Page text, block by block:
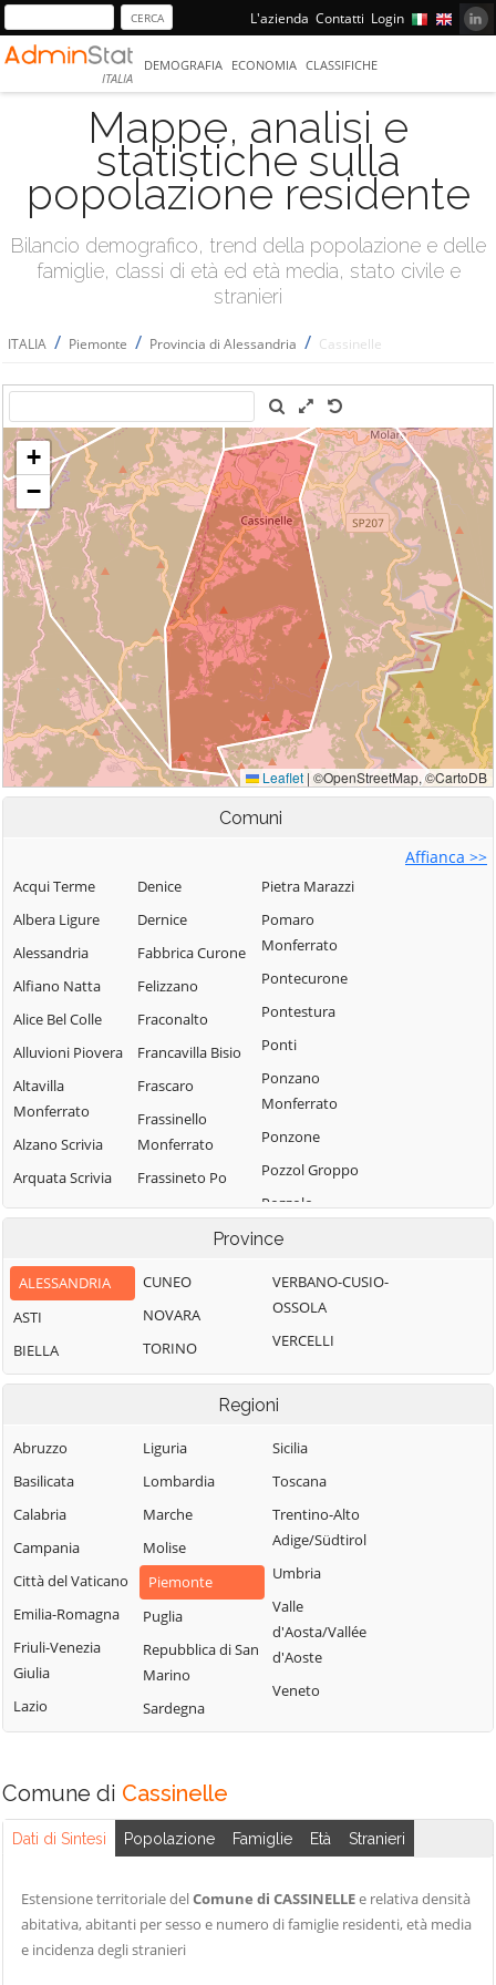
L'azienda Contatti Login
ITALIA
DEMOGRAFIA ECONOMIA CLASSIFICHE
Mappe, analisi e
statistiche sulla
popolazione residente
Bilancio demografico, trend della popolazione e delle
famiglie, classi di età ed età media, stato civile e
stranieri
ITALIA / Piemonte / Provincia di Alessandria / Cassinelle
Comuni
Affianca >>
Acqui Terme
Albera Ligure
Alessandria
Alfiano Natta
Alice Bel Colle
Alluvioni Piovera
Altavilla
Monferrato
Alzano Scrivia
Arquata Scrivia
Avolasca
Basaluzzo
Bassignana
Belforte
Borbera
Borgo San
Martino
Borgoratto
Alessandrino
Bosco Marengo
Bosio
Brignano-
Frascata
Camagna
Monferrato
Camino
Denice
Dernice
Fabbrica Curone
Felizzano
Fraconalto
Francavilla Bisio
Frascaro
Frassinello
Monferrato
Frassineto Po
Fresonara
Fubine
Grondona
Guazzora
Sant'Antonio
Malvicino
Masio
Melazzo
Mirabello
Monferrato
Pietra Marazzi
Pomaro
Monferrato
Pontecurone
Pontestura
Ponti
Ponzano
Monferrato
Ponzone
Pozzol Groppo
Pozzolo
Ricaldone
Rocchetta Ligure
Rosignano
Sala Monferrato
Sale
Monferrato
Curone
Sant'Agata Fossili
Province
ALESSANDRIA
ASTI
BIELLA
CUNEO
NOVARA
TORINO
VERBANO-CUSIO-
OSSOLA
VERCELLI
Regioni
Abruzzo
Basilicata
Calabria
Campania
Città del Vaticano
Emilia-Romagna
Friuli-Venezia
Giulia
Lazio
Liguria
Lombardia
Marche
Molise
Piemonte
Puglia
Repubblica di San
Marino
Sardegna
Sicilia
Toscana
Trentino-Alto
Adige/Südtirol
Umbria
Valle
d'Aosta/Vallée
d'Aoste
Veneto
Comune di Cassinelle
Dati di Sintesi Popolazione Famiglie Età Stranieri
Estensione territoriale delComune di CASSINELLEe relativa densità
abitativa, abitanti per sesso e numero di famiglie residenti, età media
e incidenza degli stranieri